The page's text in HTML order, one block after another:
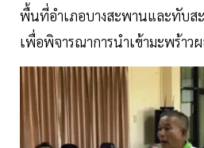
พื้นที่อำเภอบางสะพานและทับส
เพื่อพิจารณาการนำเข้ามะพร้าว